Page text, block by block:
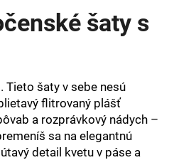
šaty s
Tieto šaty v sebe nesú
flitrovaný plášť
a rozprávkový nádych –
sa na elegantnú
detail kvetu v páse a